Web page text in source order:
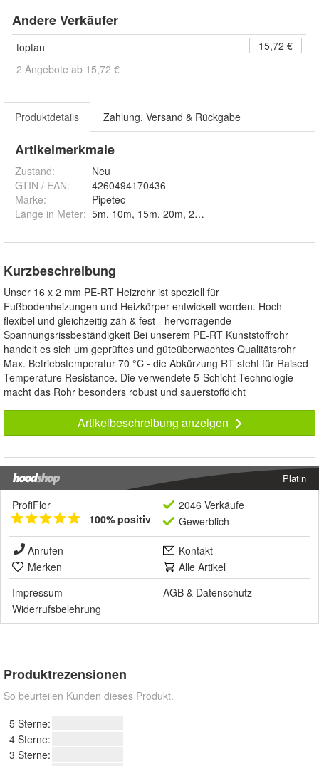
Andere Verkäufer
toptan
15,72 €
2 Angebote ab 15,72 €
Produktdetails Zahlung, Versand & Rückgabe
Artikelmerkmale
Zustand:
Neu
GTIN / EAN:
4260494170436
Marke:
Pipetec
Länge in Meter:
Kurzbeschreibung
Unser 16 x 2 mm PE-RT Heizrohr ist speziell für
Fußbodenheizungen und Heizkörper entwickelt worden. Hoch
flexibel und gleichzeitig zäh & fest - hervorragende
Spannungsrissbeständigkeit Bei unserem PE-RT Kunststoffrohr
handelt es sich um geprüftes und güteüberwachtes Qualitätsrohr
Max. Betriebstemperatur 70 °C - die Abkürzung RT steht für Raised
Temperature Resistance. Die verwendete 5-Schicht-Technologie
macht das Rohr besonders robust und sauerstoffdicht
Artikelbeschreibung anzeigen
Platin
ProfiFlor
100% positiv
2046 Verkäufe
Gewerblich
Anrufen
Kontakt
Merken
Alle Artikel
Impressum
AGB & Datenschutz
Widerrufsbelehrung
Produktrezensionen
So beurteilen Kunden dieses Produkt.
5 Sterne:
4 Sterne:
3 Sterne: